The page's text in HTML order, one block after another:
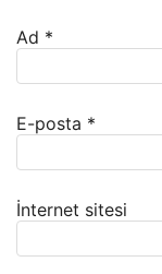
Ad *
E-posta *
İnternet sitesi